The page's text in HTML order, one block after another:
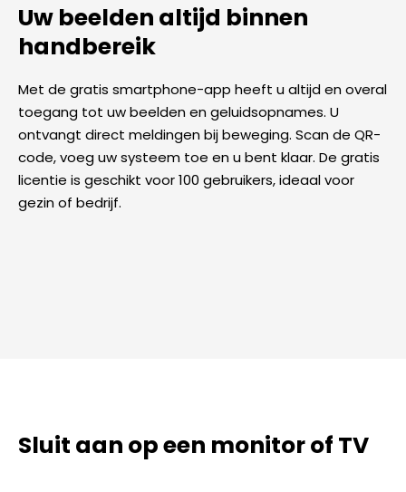
Uw beelden altijd binnen
handbereik
Met de gratis smartphone-app heeft u altijd en overal
toegang tot uw beelden en geluidsopnames. U
ontvangt direct meldingen bij beweging. Scan de QR-
code, voeg uw systeem toe en u bent klaar. De gratis
licentie is geschikt voor 100 gebruikers, ideaal voor
gezin of bedrijf.
Sluit aan op een monitor of TV